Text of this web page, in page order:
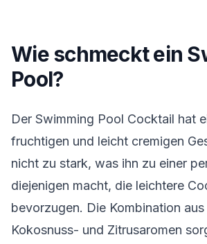
Wie schmeckt ein
Pool?
Der Swimming Pool Cocktail hat
fruchtigen und leicht cremigen
nicht zu stark, was ihn zu einer
diejenigen macht, die leichtere
bevorzugen. Die Kombination
Kokosnuss- und Zitrusaromen